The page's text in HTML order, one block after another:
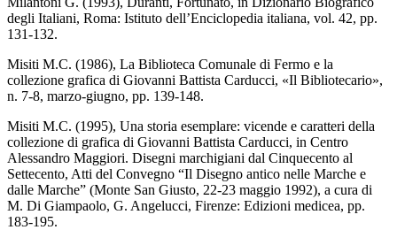
degli Italiani, Roma: Istituto dell’Enciclopedia italiana, vol. 42, pp.
131-132.
Misiti M.C. (1986), La Biblioteca Comunale di Fermo e la
collezione grafica di Giovanni Battista Carducci, «Il Bibliotecario»,
n. 7-8, marzo-giugno, pp. 139-148.
Misiti M.C. (1995), Una storia esemplare: vicende e caratteri della
collezione di grafica di Giovanni Battista Carducci, in Centro
Alessandro Maggiori. Disegni marchigiani dal Cinquecento al
Settecento, Atti del Convegno “Il Disegno antico nelle Marche e
dalle Marche” (Monte San Giusto, 22-23 maggio 1992), a cura di
M. Di Giampaolo, G. Angelucci, Firenze: Edizioni medicea, pp.
183-195.